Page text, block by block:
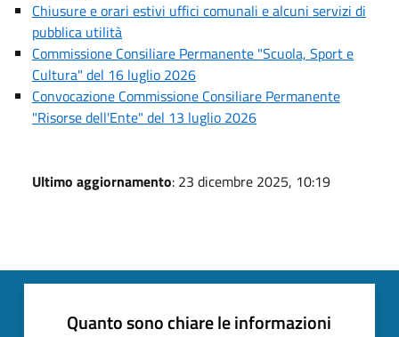
Chiusure e orari estivi uffici comunali e alcuni servizi di
pubblica utilità
Commissione Consiliare Permanente "Scuola, Sport e
Cultura" del 16 luglio 2026
Convocazione Commissione Consiliare Permanente
"Risorse dell'Ente" del 13 luglio 2026
Ultimo aggiornamento: 23 dicembre 2025, 10:19
Quanto sono chiare le informazioni